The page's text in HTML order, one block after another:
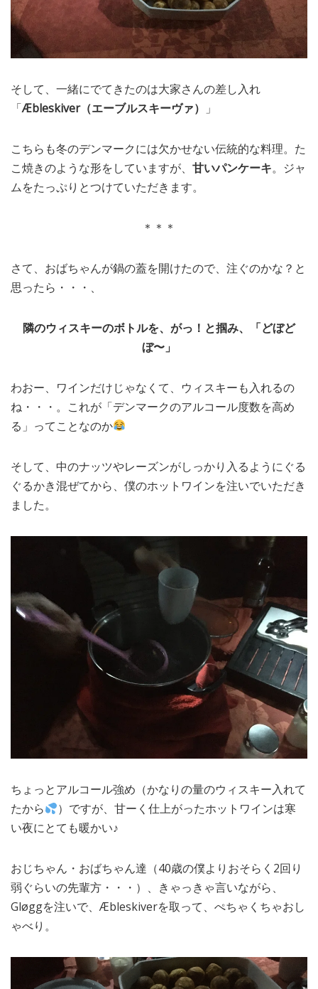
そして、一緒にでてきたのは大家さんの差し入れ
「Æbleskiver（エーブルスキーヴァ） 」
こちらも冬のデンマークには欠かせない伝統的な料理。た
こ焼きのような形をしていますが、 甘いパンケーキ。ジャ
ムをたっぷりとつけていただきます。
＊＊＊
さて、おばちゃんが鍋の蓋を開けたので、注ぐのかな？と
思ったら・・・、
隣のウィスキーのボトルを、がっ！と掴み、「どぼど
ぼ〜」
わおー、ワインだけじゃなくて、ウィスキーも入れるの
ね・・・。これが「デンマークのアルコール度数を高め
る」ってことなのか
そして、中のナッツやレーズンがしっかり入るようにぐる
ぐるかき混ぜてから、僕のホットワインを注いでいただき
ました。
ちょっとアルコール強め（かなりの量のウィスキー入れて
たから
）ですが、甘ーく仕上がったホットワインは寒
い夜にとても暖かい♪
おじちゃん・おばちゃん達（40歳の僕よりおそらく2回り
弱ぐらいの先輩方・・・）、きゃっきゃ言いながら、
Gløggを注いで、Æbleskiverを取って、ぺちゃくちゃおし
ゃべり。